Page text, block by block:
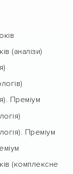
(аналізи)
Преміум
Преміум
(комплексне